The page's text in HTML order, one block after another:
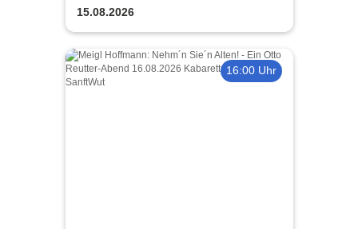
15.08.2026
16:00 Uhr